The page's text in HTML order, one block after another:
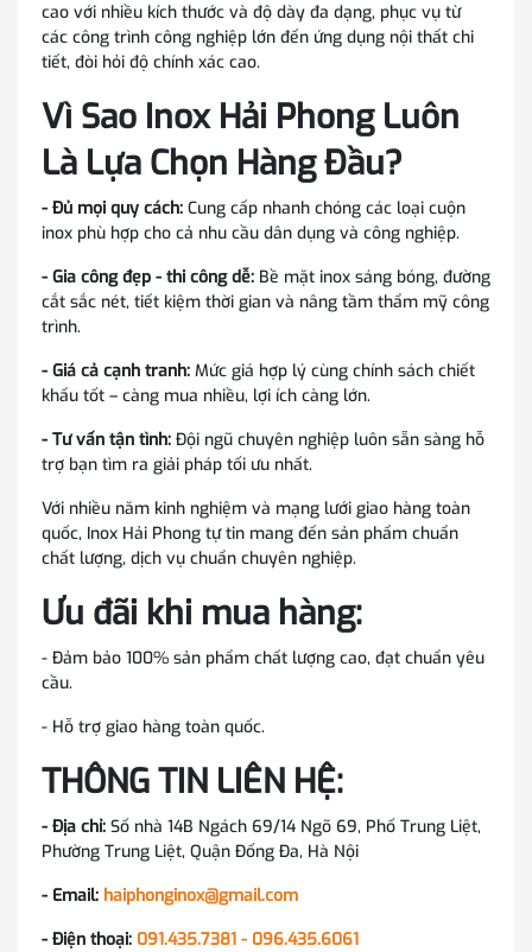
cao với nhiều kích thước và độ dày đa dạng, phục vụ từ
các công trình công nghiệp lớn đến ứng dụng nội thất chi
tiết, đòi hỏi độ chính xác cao.
Vì Sao Inox Hải Phong Luôn
Là Lựa Chọn Hàng Đầu?
- Đủ mọi quy cách: Cung cấp nhanh chóng các loại cuộn
inox phù hợp cho cả nhu cầu dân dụng và công nghiệp.
- Gia công đẹp - thi công dễ: Bề mặt inox sáng bóng, đường
cắt sắc nét, tiết kiệm thời gian và nâng tầm thẩm mỹ công
trình.
- Giá cả cạnh tranh: Mức giá hợp lý cùng chính sách chiết
khấu tốt – càng mua nhiều, lợi ích càng lớn.
- Tư vấn tận tình: Đội ngũ chuyên nghiệp luôn sẵn sàng hỗ
trợ bạn tìm ra giải pháp tối ưu nhất.
Với nhiều năm kinh nghiệm và mạng lưới giao hàng toàn
quốc, Inox Hải Phong tự tin mang đến sản phẩm chuẩn
chất lượng, dịch vụ chuẩn chuyên nghiệp.
Ưu đãi khi mua hàng:
- Đảm bảo 100% sản phẩm chất lượng cao, đạt chuẩn yêu
cầu.
- Hỗ trợ giao hàng toàn quốc.
THÔNG TIN LIÊN HỆ:
- Địa chỉ: Số nhà 14B Ngách 69/14 Ngõ 69, Phố Trung Liệt,
Phường Trung Liệt, Quận Đống Đa, Hà Nội
- Email: haiphonginox@gmail.com
- Điện thoại: 091.435.7381 - 096.435.6061